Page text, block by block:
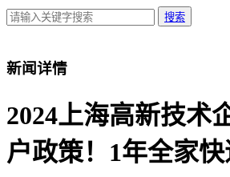
搜索
新闻详情
2024上海高新技术
户政策！1年全家快